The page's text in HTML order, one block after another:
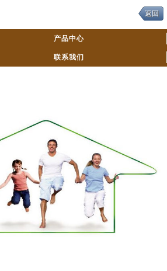
返回
产品中心
联系我们